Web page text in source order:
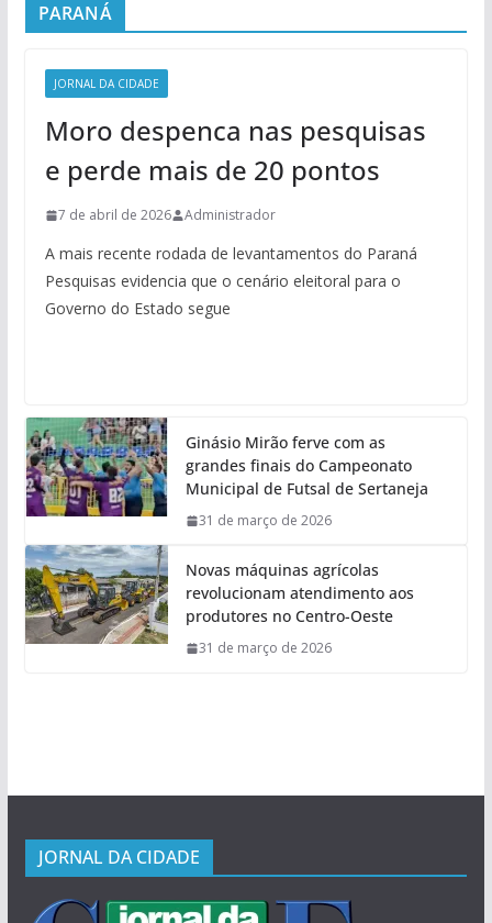
PARANÁ
JORNAL DA CIDADE
Moro despenca nas pesquisas
e perde mais de 20 pontos
7 de abril de 2026 Administrador
A mais recente rodada de levantamentos do Paraná
Pesquisas evidencia que o cenário eleitoral para o
Governo do Estado segue
Ginásio Mirão ferve com as
grandes finais do Campeonato
Municipal de Futsal de Sertaneja
31 de março de 2026
Novas máquinas agrícolas
revolucionam atendimento aos
produtores no Centro-Oeste
31 de março de 2026
JORNAL DA CIDADE